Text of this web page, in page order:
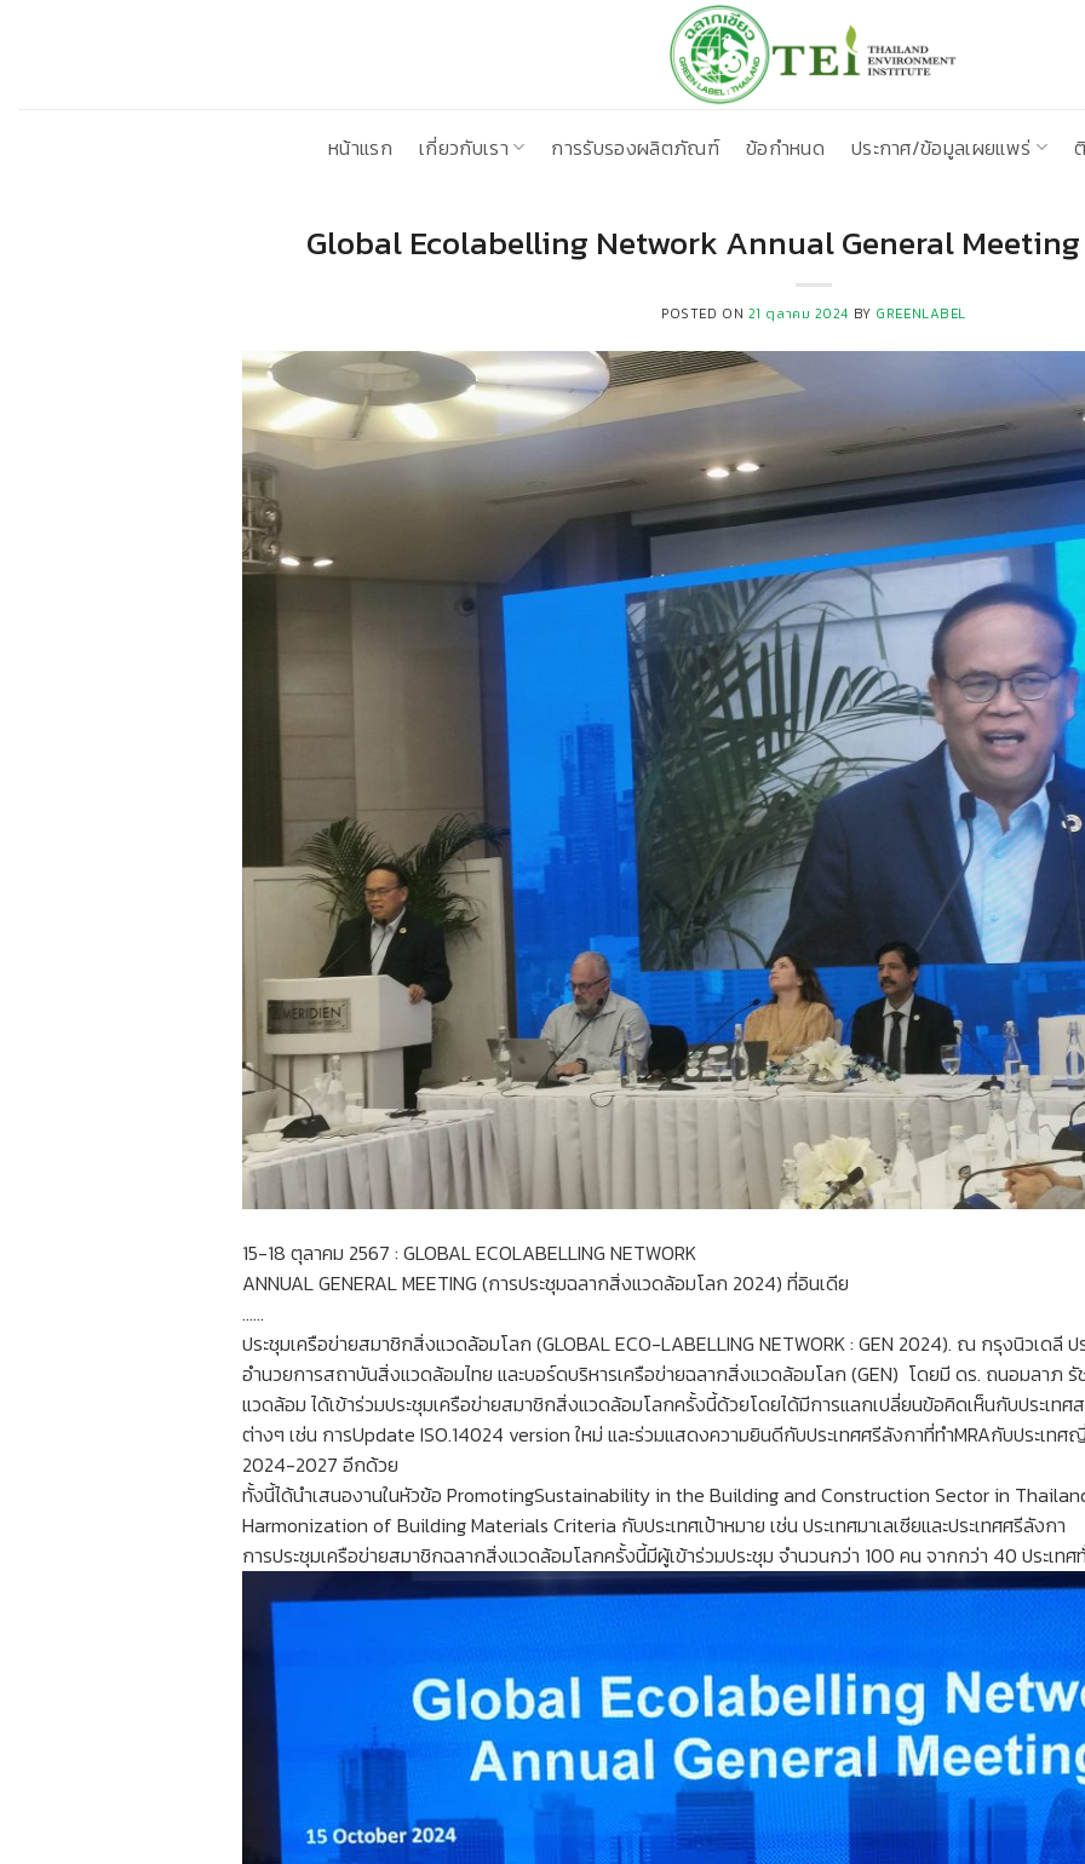
หน้าแรก
เกี่ยวกับเรา การรับรองผลิตภัณฑ์ ข้อกำหนด ประกาศ/ข้อมูลเผยแพร่
Global Ecolabelling Network Annual General Meeting
POSTED ON 21 ตุลาคม 2024 BY GREENLABEL
15-18 ตุลาคม 2567 : GLOBAL​ ECOLABELLING ​NETWORK​
ANNUAL GENERAL​ MEETING​ (การประชุมฉลากสิ่งแวดล้อมโลก 2024) ที่อินเดีย
……
ประชุมเครือข่ายสมาชิก​สิ่งแวดล้อม​โลก​ (GLOBAL​ ECO-LABELLING ​NETWORK​ : GEN 2024). ณ กรุงนิวเดลี​
อำนวยการ​สถาบันสิ่งแวดล้อม​ไทย​ และบอร์ดบริหารเครือข่ายฉลากสิ่งแวดล้อมโลก (GEN) ​ โดยมี ดร. ถนอมลาภ
แวดล้อม​ ได้เข้าร่วมประชุมเครือข่าย​สมาชิก​สิ่งแวดล้อม​โลก​ครั้งนี้ด้วย​โดยได้มีการแลกเปลี่ยน​ข้อคิดเห็น​กับประเทศ​
ต่างๆ​ เช่น​ การUpdate ISO.14024 version ใหม่​ และร่วมแสดงความยินดี​กับประเทศ​ศรีลังกา​ที่ทำMRAกับประเท
2024-2027 อีกด้วย​
ทั้งนี้​ได้นำเสนองานในหัวข้อ​ Promoting​Sustainability​ in​ the​ Building and​ Construction Sector in​
Harmonization​ of​ Building​ Materials Criteria​ กับประเทศ​เป้าหมาย เช่น ประเทศ​มาเลเซีย​และประเทศ​ศรีลังกา​
การประชุมเครือข่าย​สมาชิก​ฉลากสิ่งแวดล้อม​โลกครั้งนี้มีผู้เข้าร่วมประชุม จำนวนกว่า 100 คน จากกว่า ​40 ประเทศ